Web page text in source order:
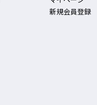
新規会員登録